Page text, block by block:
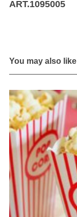
ART.1095005
You may also like